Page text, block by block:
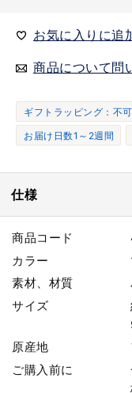
お気に入りに追
商品について問
ギフトラッピング：不可
お届け日数1～2週間
仕様
商品コード
カラー
素材、材質
サイズ
原産地
ご購入前に